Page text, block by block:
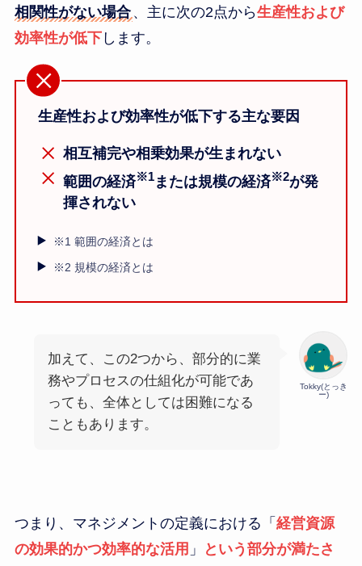
相関性がない場合 、主に次の2点から生産性および
効率性が低下します。
生産性および効率性が低下する主な要因
相互補完や相乗効果が生まれない
範囲の経済※1または規模の経済※2が発
揮されない
※1 範囲の経済とは
※2 規模の経済とは
Tokky(とっき
ー)
加えて、この2つから、部分的に業
務やプロセスの仕組化が可能であ
っても、全体としては困難になる
こともあります。
つまり、マネジメントの定義における「 経営資源
の効果的かつ効率的な活用 」
という部分が満たさ